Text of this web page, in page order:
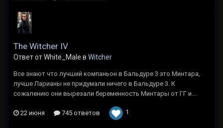
The Witcher IV
Ответ от White_Male в Witcher
Все знают что лучший компаньон в Бальдуре 3 это Минтара,
лучше Ларианы не придумали ничего в Бальдуре 3. К
сожалению они вырезали беременность Минтары от ГГ и...
22 июня 745 ответов 1